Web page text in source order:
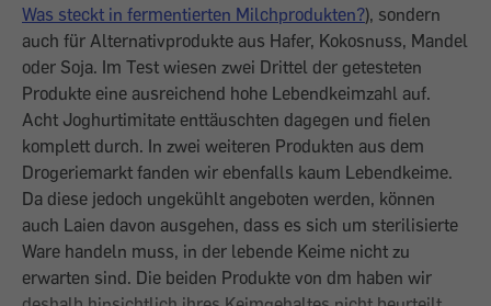
Was steckt in fermentierten Milchprodukten?), sondern
auch für Alternativprodukte aus Hafer, Kokosnuss, Mandel
oder Soja. Im Test wiesen zwei Drittel der getesteten
Produkte eine ausreichend hohe Lebendkeimzahl auf.
Acht Joghurtimitate enttäuschten dagegen und fielen
komplett durch. In zwei weiteren Produkten aus dem
Drogeriemarkt fanden wir ebenfalls kaum Lebendkeime.
Da diese jedoch ungekühlt angeboten werden, können
auch Laien davon ausgehen, dass es sich um sterilisierte
Ware handeln muss, in der lebende Keime nicht zu
erwarten sind. Die beiden Produkte von dm haben wir